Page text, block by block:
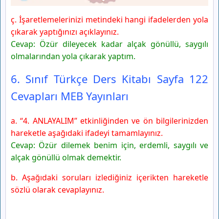
ç. İşaretlemelerinizi metindeki hangi ifadelerden yola
çıkarak yaptığınızı açıklayınız.
Cevap: Özür dileyecek kadar alçak gönüllü, saygılı
olmalarından yola çıkarak yaptım.
6. Sınıf Türkçe Ders Kitabı Sayfa 122
Cevapları MEB Yayınları
a. “4. ANLAYALIM” etkinliğinden ve ön bilgilerinizden
hareketle aşağıdaki ifadeyi tamamlayınız.
Cevap: Özür dilemek benim için, erdemli, saygılı ve
alçak gönüllü olmak demektir.
b. Aşağıdaki soruları izlediğiniz içerikten hareketle
sözlü olarak cevaplayınız.